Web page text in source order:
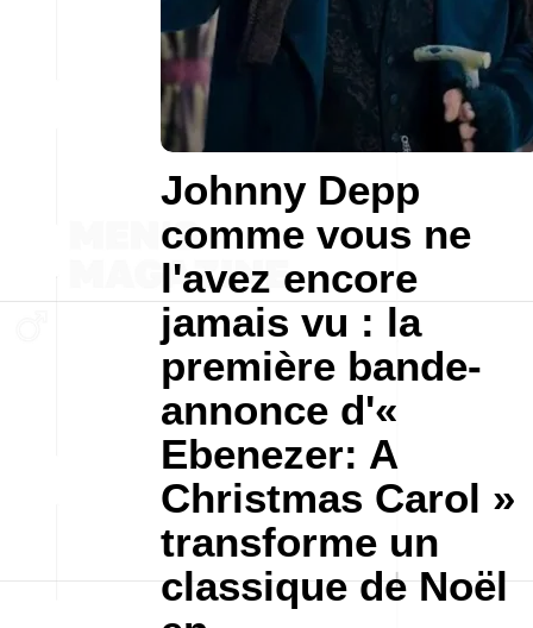
Johnny Depp
comme vous ne
l'avez encore
jamais vu : la
première bande-
annonce d'«
Ebenezer: A
Christmas Carol »
transforme un
classique de Noël